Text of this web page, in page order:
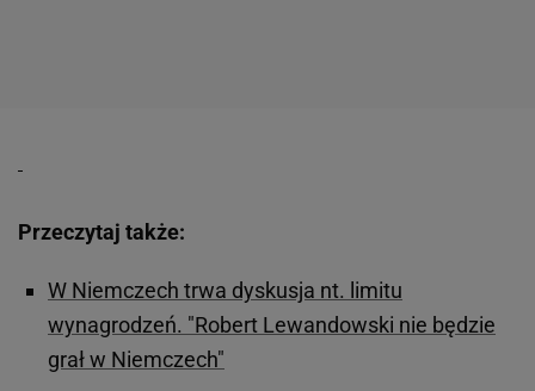
Przeczytaj także:
W Niemczech trwa dyskusja nt. limitu
wynagrodzeń. "Robert Lewandowski nie będzie
grał w Niemczech"